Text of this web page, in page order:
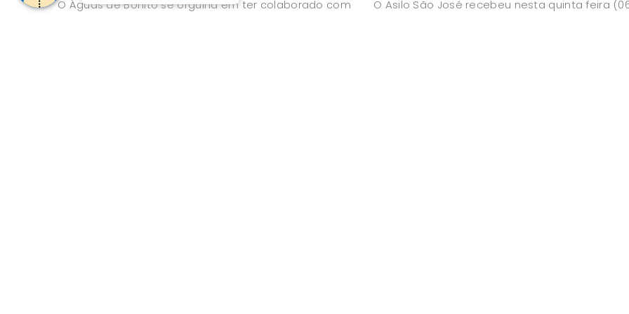
O Águas de Bonito se orgulha em ter colaborado com
O Asilo São José recebeu nesta quinta feira